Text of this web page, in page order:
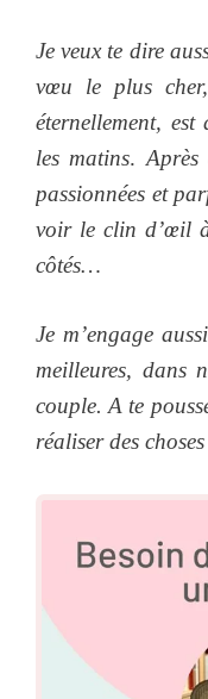
Je veux te dire
vœu le plus
éternellement,
les matins.
passionnées et
voir le clin d’œil
côtés…
Je m’engage
meilleures, dans
couple. A te
réaliser des